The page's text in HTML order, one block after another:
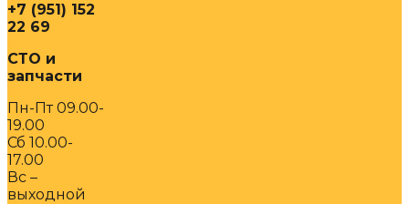
+7 (951) 152
22 69
СТО и
запчасти
Пн-Пт 09.00-
19.00
Сб 10.00-
17.00
Вс –
выходной